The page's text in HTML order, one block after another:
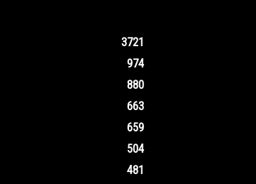
3721
974
880
663
659
504
481